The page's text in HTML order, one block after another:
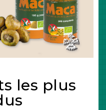
les plus